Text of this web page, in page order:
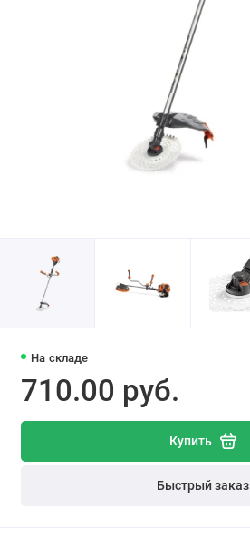
На складе
710.00 pуб.
Купить
Быстрый заказ